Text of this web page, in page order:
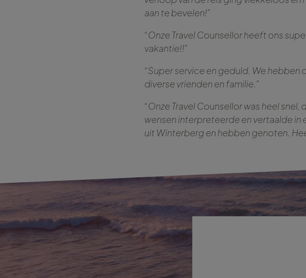
aan te bevelen!”
“Onze Travel Counsellor heeft ons
vakantie!!”
“Super service en geduld. We hebben
diverse vrienden en familie.”
“Onze Travel Counsellor was heel
wensen interpreteerde en vertaalde in
uit Winterberg en hebben genoten.